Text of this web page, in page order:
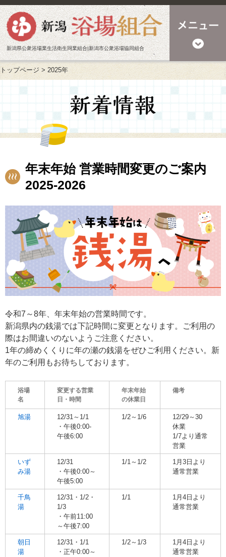
新潟県公衆浴場業生活衛生同業組合|新潟市公衆浴場協同組合
トップページ > 2025年
年末年始 営業時間変更のご案内
2025-2026
令和7～8年、年末年始の営業時間です。
新潟県内の銭湯では下記時間に変更となります。ご利用の
際はお間違いのないようご注意ください。
1年の締めくくりに年の瀬の銭湯をぜひご利用ください。新
年のご利用もお待ちしております。
浴場
名
変更する営業
日・時間
年末年始
の休業日
備考
旭湯
12/31～1/1
・午後0:00-
午後6:00
1/2～1/6
12/29～30
休業
1/7より通常
営業
いず
み湯
12/31
・午後0:00～
午後5:00
1/1～1/2
1月3日より
通常営業
千鳥
湯
12/31・1/2・
1/3
・午前11:00
～午後7:00
1/1
1月4日より
通常営業
朝日
湯
12/31・1/1
・正午0:00～
1/2～1/3
1月4日より
通常営業